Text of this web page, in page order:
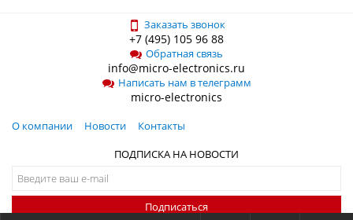
Заказать звонок
+7 (495) 105 96 88
Обратная связь
info@micro-electronics.ru
Написать нам в телеграмм
micro-electronics
О компании Новости
Контакты
ПОДПИСКА НА НОВОСТИ
Подписаться